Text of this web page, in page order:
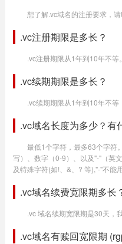
想了解.vc域名的注册要求，请
.vc注册期限是多长？
.vc注册期限从1年到10年不等。
.vc续期期限是多长？
.vc续期期限从1年到10年不等
.vc域名长度为多少？有
最低1个字符，最多63个字符
写）、数字（0-9）、以及"-"（英
及特殊字符(如!、&、? 等),"-"不能
.vc域名续费宽限期多长
.vc 域名续期宽限期是30天，
.vc域名有赎回宽限期